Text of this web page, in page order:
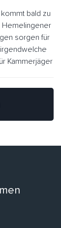
bald zu
Hemelingener
sorgen für
Kammerjäger